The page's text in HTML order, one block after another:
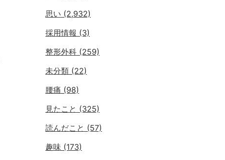
思い (2,932)
採用情報 (3)
整形外科 (259)
未分類 (22)
腰痛 (98)
見たこと (325)
読んだこと (57)
趣味 (173)